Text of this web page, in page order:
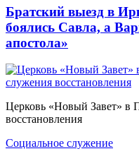
Братский выезд в
боялись Савла, а
апостола»
Церковь «Новый Завет» в
восстановления
Социальное служение